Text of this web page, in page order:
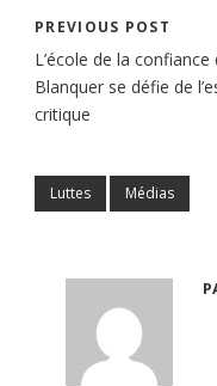
PREVIOUS POST
L’école de la confiance
Blanquer se défie de
critique
Luttes Médias